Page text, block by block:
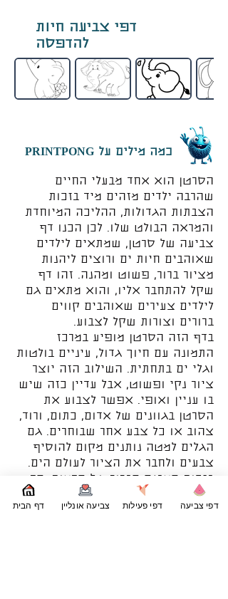
דפי צביעה חיות
כמה מילים על PRINTPONG
הסרטן הוא אחד מבעלי החיים
שהרבה ילדים מזהים מיד בזכות
הצבתות הגדולות, ההליכה המיוחדת
והמראה הבולט שלו. לכן הכנו דף
צביעה של סרטן, שמתאים לילדים
שאוהבים חיות ים ורוצים ליהנות
מציור ברור, פשוט ומהנה. זהו דף
שקל להתחבר אליו, והוא מתאים גם
לילדים צעירים שאוהבים קווים
ברורים וצורות שקל לצבוע.
בדף הזה הסרטן מופיע במרכז
התמונה עם חיוך גדול, עיניים בולטות
וגלי ים בתחתית. השילוב הזה יוצר
ציור נקי ופשוט, אבל עדיין כזה שיש
בו עניין ואופי. אפשר לצבוע את
הסרטן בגוונים של אדום, כתום, ורוד,
צהוב או כל צבע אחר שבוחרים. גם
הגלים למטה נותנים מקום להוסיף
צבעים ולחבר את הציור לעולם הים.
בזכות המבנה הברור של הדמות, הדף
מתאים מאוד לצביעה רגועה וקלה.
דפי צביעה של חיות ים הם דרך טובה
דף הבית צביעה אונליין דפי פעילות דפי צביעה